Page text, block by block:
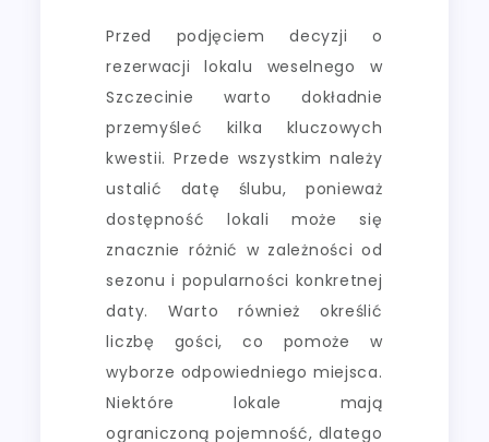
Przed podjęciem decyzji o
rezerwacji lokalu weselnego w
Szczecinie warto dokładnie
przemyśleć kilka kluczowych
kwestii. Przede wszystkim należy
ustalić datę ślubu, ponieważ
dostępność lokali może się
znacznie różnić w zależności od
sezonu i popularności konkretnej
daty. Warto również określić
liczbę gości, co pomoże w
wyborze odpowiedniego miejsca.
Niektóre lokale mają
ograniczoną pojemność, dlatego